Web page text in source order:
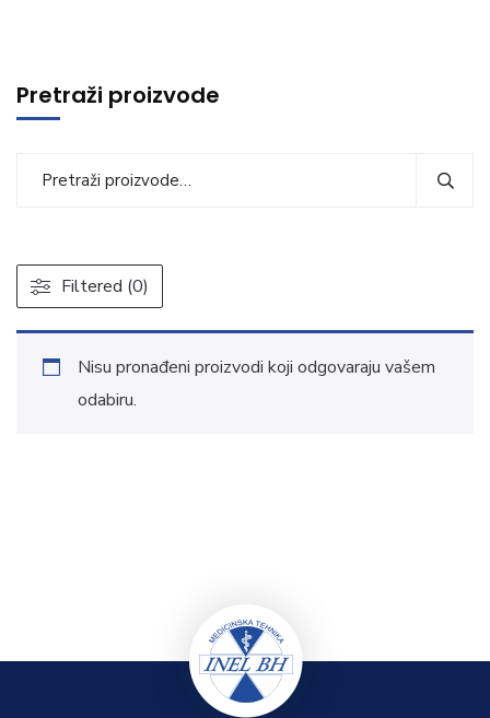
Nisu pronađeni proizvodi koji odgovaraju vašem
odabiru.
Pretraži proizvode
Filtered (0)